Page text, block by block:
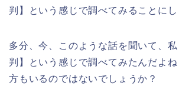
判】という感じで調べてみることにし
多分、今、このような話を聞いて、
判】という感じで調べてみたんだよ
方もいるのではないでしょうか？